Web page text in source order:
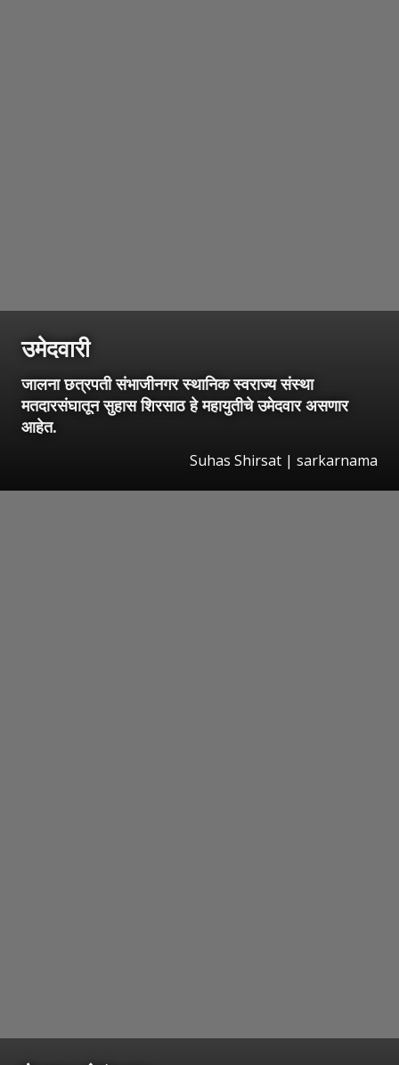
उमेदवारी
जालना छत्रपती संभाजीनगर स्थानिक स्वराज्य संस्था
मतदारसंघातून सुहास शिरसाठ हे महायुतीचे उमेदवार असणार
आहेत.
Suhas Shirsat | sarkarnama